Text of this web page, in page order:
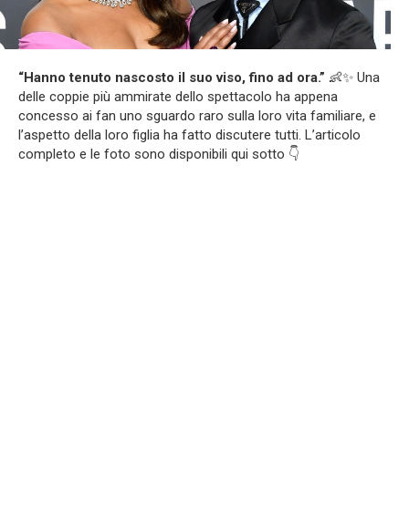
“Hanno tenuto nascosto il suo viso, fino ad ora.” 👶✨ Una
delle coppie più ammirate dello spettacolo ha appena
concesso ai fan uno sguardo raro sulla loro vita familiare, e
l’aspetto della loro figlia ha fatto discutere tutti. L’articolo
completo e le foto sono disponibili qui sotto 👇